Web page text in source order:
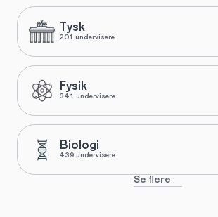
Tysk
201 undervisere
Fysik
341 undervisere
Biologi
439 undervisere
Se flere